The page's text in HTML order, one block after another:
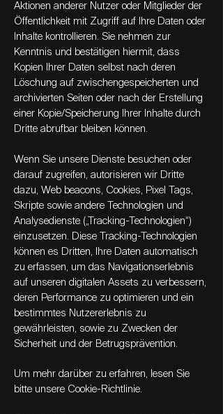
Aktionen anderer Nutzer oder Mitglieder der
Öffentlichkeit mit Zugriff auf Ihre Daten oder
Inhalte kontrollieren. Sie nehmen zur
Kenntnis und bestätigen hiermit, dass
Kopien Ihrer Daten selbst nach deren
Löschung auf zwischengespeicherten und
archivierten Seiten oder nach der Erstellung
einer Kopie/Speicherung Ihrer Inhalte durch
Dritte abrufbar bleiben können.
Wenn Sie unsere Dienste besuchen oder
darauf zugreifen, autorisieren wir Dritte
dazu, Web beacons, Cookies, Pixel Tags,
Skripte sowie andere Technologien und
Analysedienste („Tracking-Technologien“)
einzusetzen. Diese Tracking-Technologien
können es Dritten, Ihre Daten automatisch
zu erfassen, um das Navigationserlebnis
auf unseren digitalen Assets zu verbessern,
deren Performance zu optimieren und ein
bestimmtes Nutzererlebnis zu
gewährleisten, sowie zu Zwecken der
Sicherheit und der Betrugsprävention.
Um mehr darüber zu erfahren, lesen Sie
bitte unsere Cookie-Richtlinie.